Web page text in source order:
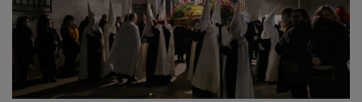
Albares acogerá el Vía Crucis del